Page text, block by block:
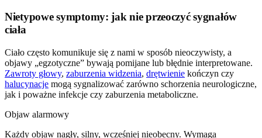
Nietypowe symptomy: jak nie przeoczyć sygnałów
ciała
Ciało często komunikuje się z nami w sposób nieoczywisty, a
objawy „egzotyczne” bywają pomijane lub błędnie interpretowane.
Zawroty głowy, zaburzenia widzenia, drętwienie kończyn czy
halucynacje mogą sygnalizować zarówno schorzenia neurologiczne,
jak i poważne infekcje czy zaburzenia metaboliczne.
Objaw alarmowy
Każdy objaw nagły, silny, wcześniej nieobecny. Wymaga